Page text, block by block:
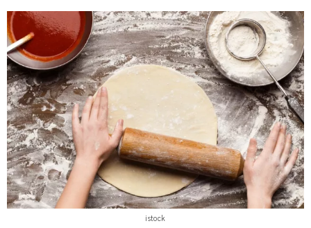
istock